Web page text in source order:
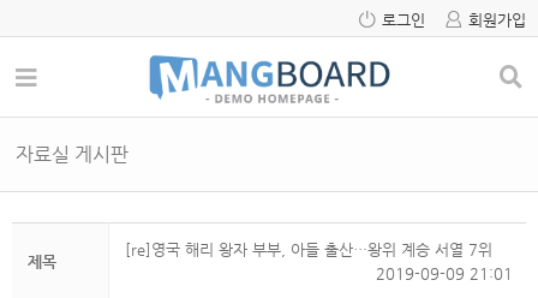
로그인 회원가입
자료실 게시판
제목
[re]영국 해리 왕자 부부, 아들 출산…왕위 계승 서열 7위
2019-09-09 21:01